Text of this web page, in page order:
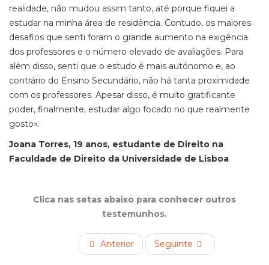
realidade, não mudou assim tanto, até porque fiquei a
estudar na minha área de residência. Contudo, os maiores
desafios que senti foram o grande aumento na exigência
dos professores e o número elevado de avaliações. Para
além disso, senti que o estudo é mais autónomo e, ao
contrário do Ensino Secundário, não há tanta proximidade
com os professores. Apesar disso, é muito gratificante
poder, finalmente, estudar algo focado no que realmente
gosto».
Joana Torres, 19 anos, estudante de Direito na
Faculdade de Direito da Universidade de Lisboa
Clica nas setas abaixo para conhecer outros
testemunhos.
Anterior Seguinte